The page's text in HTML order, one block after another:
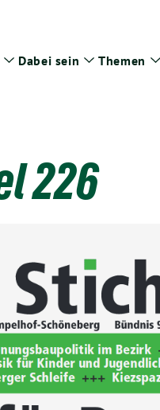
Zeige
Dabei sein
Zeige
Themen
226